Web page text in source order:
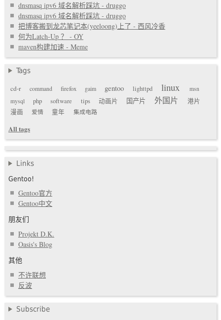
dnsmasq ipv6 域名解析踩坑 - druggo
dnsmasq ipv6 域名解析踩坑 - druggo
把博客搬到龙芯笔记本(yeeloong)上了 - 西风冷香
何为Latch-Up ？ - OY
maven构建加速 - Meme
Tags
cd-r
command firefox gaim gentoo lighttpd linux
msn
mysql
php software tips 动画片 国产片 外国片
港片
漫画
爱情 童年 集成电路
All tags
Links
Gentoo!
Gentoo官方
Gentoo中文
朋友们
Projekt D.K.
Oasis's Blog
其他
不许联想
反波
Subscribe